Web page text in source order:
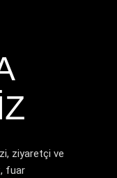
ziyaretçi ve
fuar